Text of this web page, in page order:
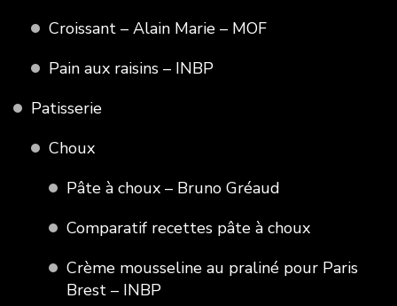
Croissant – Alain Marie – MOF
Pain aux raisins – INBP
Patisserie
Choux
Pâte à choux – Bruno Gréaud
Comparatif recettes pâte à choux
Crème mousseline au praliné pour Paris
Brest – INBP